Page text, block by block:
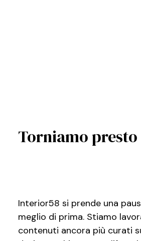
Torniamo presto
Interior58 si prende una
meglio di prima. Stiamo
contenuti ancora più curati